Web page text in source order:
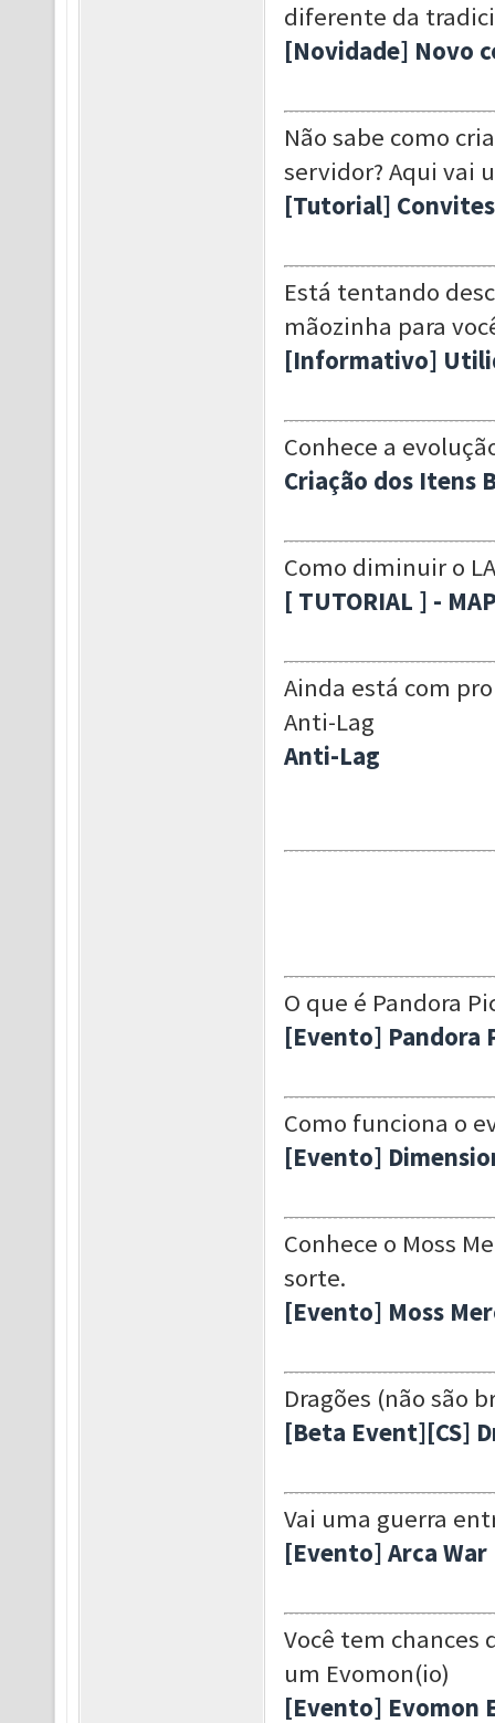
diferente da
[Novidade] Novo
Não sabe como
servidor? Aqui vai
[Tutorial]
Está tentando
mãozinha para
[Informativo]
Conhece a
Criação dos Itens
Como diminuir o
[ TUTORIAL ] -
Ainda está com
Anti-Lag
Anti-Lag
O que é Pandora
[Evento] Pandora
Como funciona o
[Evento]
Conhece o Moss
sorte.
[Evento] Moss
Dragões (não são
[Beta Event][CS]
Vai uma guerra
[Evento] Arca War
Você tem
um Evomon(io)
[Evento] Evomon